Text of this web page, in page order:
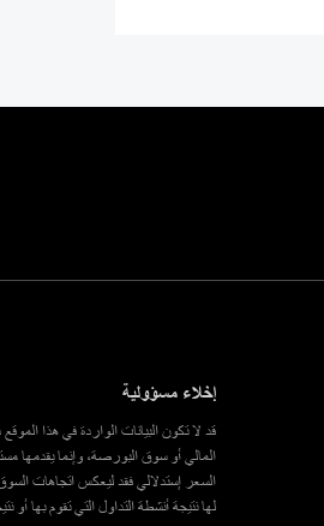
إخلاء مسؤولية
قد لا تكون البيانات الواردة في هذا
المالي أو سوق البورصة، وإنما يقدمها
السعر إستدلالي فقد ليعكس اتجاهات
لها نتيجة أنشطة التداول التي تقوم بها أو